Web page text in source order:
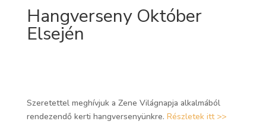
Hangverseny Október
Elsején
Szeretettel meghívjuk a Zene Világnapja alkalmából
rendezendő kerti hangversenyünkre. Részletek itt >>